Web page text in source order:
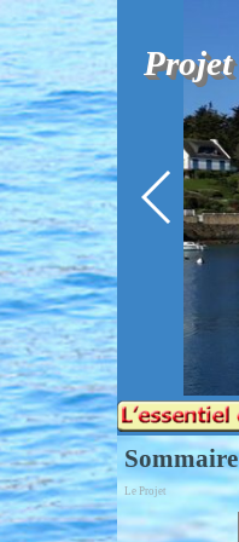
Aller au contenu
Rechercher
Le Projet